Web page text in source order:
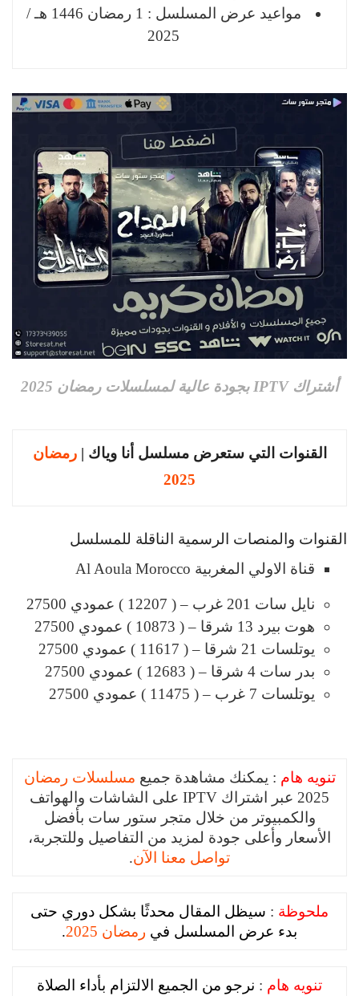
مواعيد عرض المسلسل : 1 رمضان 1446 هـ /
2025
أشتراك IPTV بجودة عالية لمسلسلات رمضان 2025
القنوات التي ستعرض مسلسل أنا وياك |رمضان
2025
القنوات والمنصات الرسمية الناقلة للمسلسل
قناة الاولي المغربية Al Aoula Morocco
نايل سات 201 غرب – ( 12207 ) عمودي 27500
هوت بيرد 13 شرقا – ( 10873 ) عمودي 27500
يوتلسات 21 شرقا – ( 11617 ) عمودي 27500
بدر سات 4 شرقا – ( 12683 ) عمودي 27500
يوتلسات 7 غرب – ( 11475 ) عمودي 27500
تنويه هام : يمكنك مشاهدة جميع مسلسلات رمضان
2025 عبر اشتراك IPTV على الشاشات والهواتف
والكمبيوتر من خلال متجر ستور سات بأفضل
الأسعار وأعلى جودة لمزيد من التفاصيل وللتجربة،
تواصل معنا الآن.
ملحوظة : سيظل المقال محدثًا بشكل دوري حتى
بدء عرض المسلسل في رمضان 2025 .
تنويه هام : نرجو من الجميع الالتزام بأداء الصلاة